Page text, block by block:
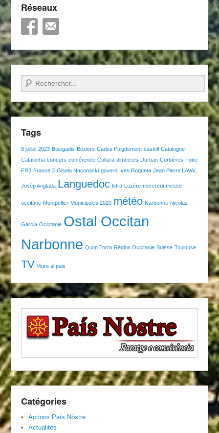
Réseaux
Recherche
Tags
8 juillet 2023 Bolegadis Béziers Carles Puigdemont castell Catalogne
Catalonha concurs conférence Cultura dimecres Durban-Corbières Foire
FR3 France 3 Gisela Naconaski govern Ives Roqueta Jean Pierre LAVAL
Josèp Anglada Languedoc letra Lozère mercredi messe
occitane Montpellier Municipales 2020 météo Narbonne Nicolas
Garcia Occitanie Ostal Occitan
Narbonne Quim Torra Région Occitanie Suisse Toulouse
TV Viure al pais
Catégories
Actions País Nòstre
Actualités